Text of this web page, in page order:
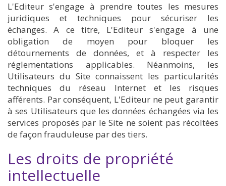
L'Editeur s'engage à prendre toutes les mesures
juridiques et techniques pour sécuriser les
échanges. A ce titre, L'Editeur s'engage à une
obligation de moyen pour bloquer les
détournements de données, et à respecter les
réglementations applicables. Néanmoins, les
Utilisateurs du Site connaissent les particularités
techniques du réseau Internet et les risques
afférents. Par conséquent, L'Editeur ne peut garantir
à ses Utilisateurs que les données échangées via les
services proposés par le Site ne soient pas récoltées
de façon frauduleuse par des tiers.
Les droits de propriété
intellectuelle